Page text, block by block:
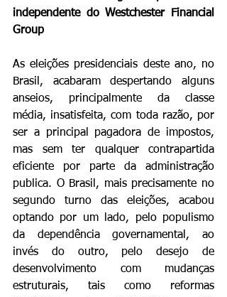
independente do Westchester Financial
Group
As eleições presidenciais deste ano, no
Brasil, acabaram despertando alguns
anseios, principalmente da classe
média, insatisfeita, com toda razão, por
ser a principal pagadora de impostos,
mas sem ter qualquer contrapartida
eficiente por parte da administração
publica. O Brasil, mais precisamente no
segundo turno das eleições, acabou
optando por um lado, pelo populismo
da dependência governamental, ao
invés do outro, pelo desejo de
desenvolvimento com mudanças
estruturais, tais como reformas